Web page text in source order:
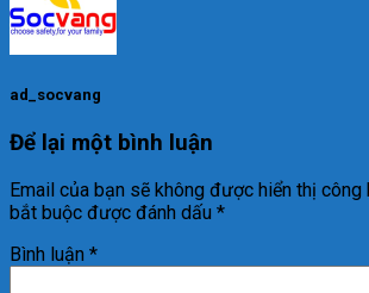
ad_socvang
Để lại một bình luận
Email của bạn sẽ không được hiển thị công
bắt buộc được đánh dấu *
Bình luận *